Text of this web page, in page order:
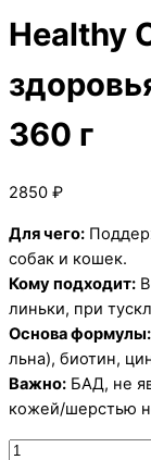
Healthy
360 г
2850 ₽
Для чего:
собак и кошек.
Кому подходит:
линьки, при
Основа формулы:
льна), биотин,
Важно: БАД, не
кожей/шерстью
Количество